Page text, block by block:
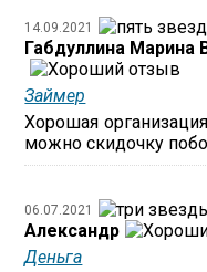
14.09.2021
Габдуллина Марина
Займер
Хорошая
можно скидочку
06.07.2021
Александр
Деньга